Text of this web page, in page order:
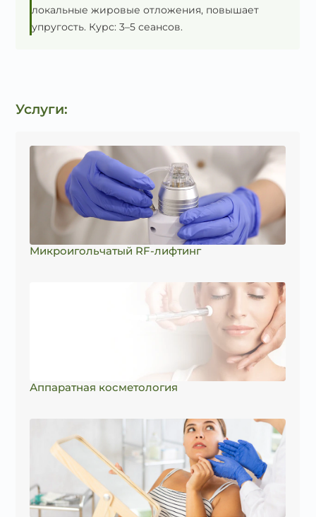
локальные жировые отложения, повышает
упругость. Курс: 3–5 сеансов.
Услуги:
Микроигольчатый RF-лифтинг
Аппаратная косметология